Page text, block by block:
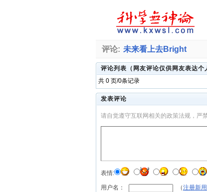
评论: 未来看上去Bright
评论列表（网友评论仅供网友表达个
共 0 页/0条记录
发表评论
请自觉遵守互联网相关的政策法规，严
表情:
用户名： （注册新